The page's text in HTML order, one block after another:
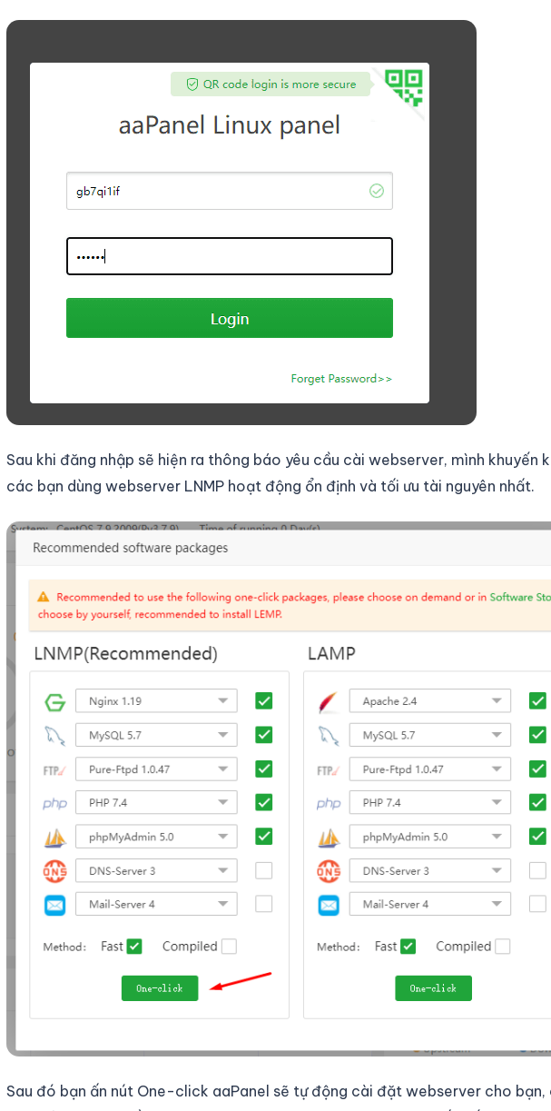
Sau khi đăng nhập sẽ hiện ra thông báo yêu cầu cài webserver, mình khuyến
các bạn dùng webserver LNMP hoạt động ổn định và tối ưu tài nguyên nhất.
Sau đó bạn ấn nút One-click aaPanel sẽ tự động cài đặt webserver cho bạn,